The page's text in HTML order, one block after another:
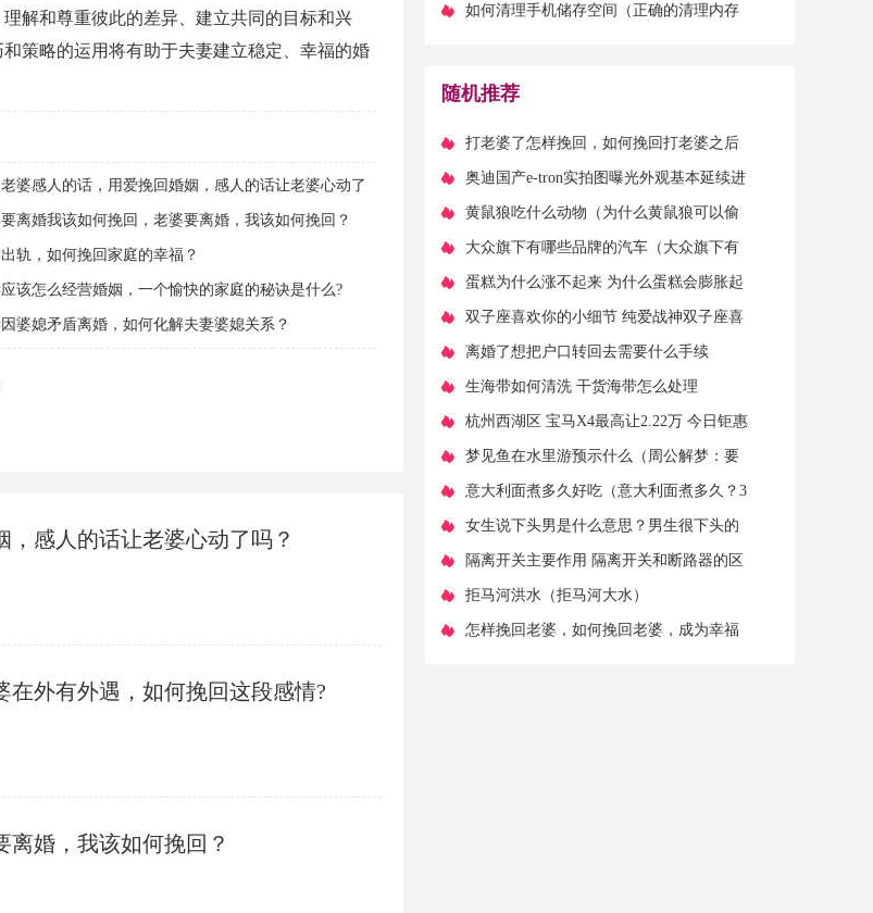
解和尊重彼此的差异、建立共同的目标和兴
策略的运用将有助于夫妻建立稳定、幸福的婚
婆感人的话，用爱挽回婚姻，感人的话让老婆心动了
离婚我该如何挽回，老婆要离婚，我该如何挽回？
轨，如何挽回家庭的幸福？
该怎么经营婚姻，一个愉快的家庭的秘诀是什么?
婆媳矛盾离婚，如何化解夫妻婆媳关系？
感人的话让老婆心动了吗？
外有外遇，如何挽回这段感情?
婚，我该如何挽回？
火车站台检票口
​如何清理手机储存空间（正确的清理内存
随机推荐
​打老婆了怎样挽回，如何挽回打老婆之后
破裂的关系？
​奥迪国产e-tron实拍图曝光外观基本延续进
口车
​黄鼠狼吃什么动物（为什么黄鼠狼可以偷
鸡吃，却怕鹅呢？）
​大众旗下有哪些品牌的汽车（大众旗下有
哪些品牌的汽车）
​蛋糕为什么涨不起来 为什么蛋糕会膨胀起
来.没有不起来
​双子座喜欢你的小细节 纯爱战神双子座喜
欢一个人的样子
​离婚了想把户口转回去需要什么手续
​生海带如何清洗 干货海带怎么处理
​杭州西湖区 宝马X4最高让2.22万 今日钜惠
​梦见鱼在水里游预示什么（周公解梦：要
是梦见这件事，那么你就要收获成功了，
​意大利面煮多久好吃（意大利面煮多久？3
种面，煮3种不同的时间）
​女生说下头男是什么意思？男生很下头的
行为
​隔离开关主要作用 隔离开关和断路器的区
别
​拒马河洪水（拒马河大水）
​怎样挽回老婆，如何挽回老婆，成为幸福